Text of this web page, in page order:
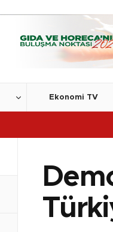
Ekonomi TV